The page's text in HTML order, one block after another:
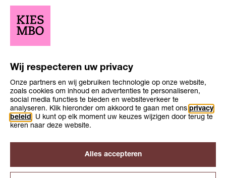
Wij respecteren uw privacy
Onze partners en wij gebruiken technologie op onze website,
zoals cookies om inhoud en advertenties te personaliseren,
social media functies te bieden en websiteverkeer te
analyseren. Klik hieronder om akkoord te gaan met ons privacy
beleid . U kunt op elk moment uw keuzes wijzigen door terug te
keren naar deze website.
Alles accepteren